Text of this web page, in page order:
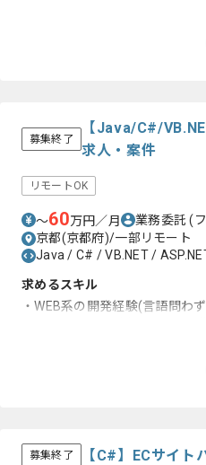
募集終了
【Java/C#/
求人・案件
リモートOK
〜60万円／月 業務委託(
京都(京都府)/一部リモート
Java / C# / VB.NET /
求めるスキル
・WEB系の開発経験(言語問わ
募集終了 【C#】ECサイ